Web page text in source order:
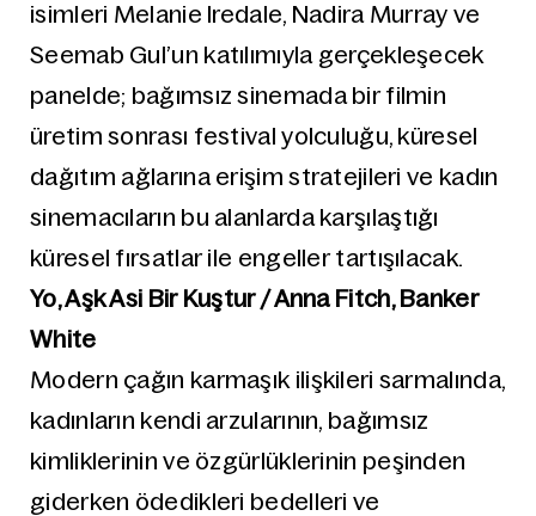
isimleri Melanie Iredale, Nadira Murray ve
Seemab Gul’un katılımıyla gerçekleşecek
panelde; bağımsız sinemada bir filmin
üretim sonrası festival yolculuğu, küresel
dağıtım ağlarına erişim stratejileri ve kadın
sinemacıların bu alanlarda karşılaştığı
küresel fırsatlar ile engeller tartışılacak.
Yo, Aşk Asi Bir Kuştur / Anna Fitch, Banker
White
Modern çağın karmaşık ilişkileri sarmalında,
kadınların kendi arzularının, bağımsız
kimliklerinin ve özgürlüklerinin peşinden
giderken ödedikleri bedelleri ve